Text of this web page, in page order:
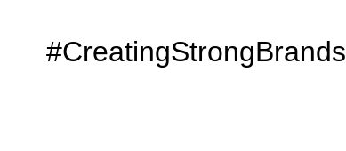
#CreatingStrongBrands